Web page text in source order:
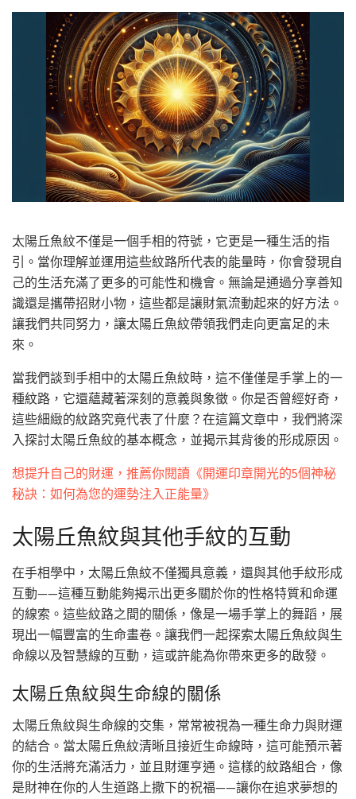
太陽丘魚紋不僅是一個手相的符號，它更是一種生活的指
引。當你理解並運用這些紋路所代表的能量時，你會發現自
己的生活充滿了更多的可能性和機會。無論是通過分享善知
識還是攜帶招財小物，這些都是讓財氣流動起來的好方法。
讓我們共同努力，讓太陽丘魚紋帶領我們走向更富足的未
來。
當我們談到手相中的太陽丘魚紋時，這不僅僅是手掌上的一
種紋路，它還蘊藏著深刻的意義與象徵。你是否曾經好奇，
這些細緻的紋路究竟代表了什麼？在這篇文章中，我們將深
入探討太陽丘魚紋的基本概念，並揭示其背後的形成原因。
想提升自己的財運，推薦你閱讀《開運印章開光的5個神秘
秘訣：如何為您的運勢注入正能量》
太陽丘魚紋與其他手紋的互動
在手相學中，太陽丘魚紋不僅獨具意義，還與其他手紋形成
互動——這種互動能夠揭示出更多關於你的性格特質和命運
的線索。這些紋路之間的關係，像是一場手掌上的舞蹈，展
現出一幅豐富的生命畫卷。讓我們一起探索太陽丘魚紋與生
命線以及智慧線的互動，這或許能為你帶來更多的啟發。
太陽丘魚紋與生命線的關係
太陽丘魚紋與生命線的交集，常常被視為一種生命力與財運
的結合。當太陽丘魚紋清晰且接近生命線時，這可能預示著
你的生活將充滿活力，並且財運亨通。這樣的紋路組合，像
是財神在你的人生道路上撒下的祝福——讓你在追求夢想的